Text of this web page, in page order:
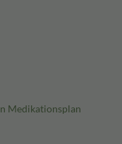
Medikationsplan